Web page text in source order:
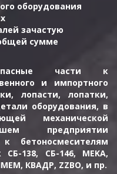
оборудования
зачастую
сумме
части к
и импортного
лопасти, лопатки,
оборудования, в
механической
предприятии
к бетоносмесителям
138, СБ-146, MEKA,
КВАДР, ZZBO, и пр.